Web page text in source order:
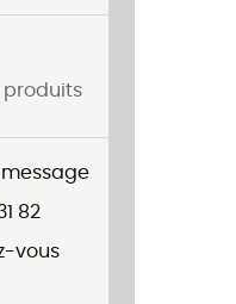
produits
82
vous